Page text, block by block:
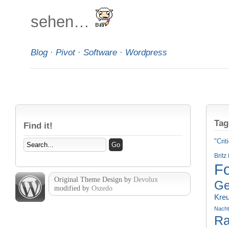
sehen…
Blog· Pivot· Software · Wordpress
Find it!
Original Theme Design by Devolux
modified by Oszedo
Britz